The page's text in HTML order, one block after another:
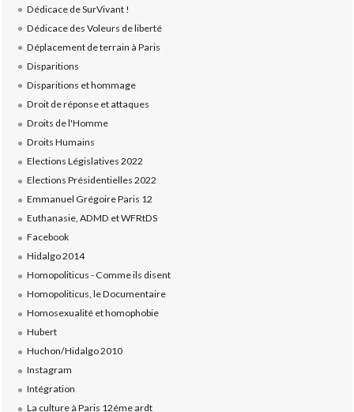
Dédicace de SurVivant !
Dédicace des Voleurs de liberté
Déplacement de terrain à Paris
Disparitions
Disparitions et hommage
Droit de réponse et attaques
Droits de l'Homme
Droits Humains
Elections Législatives 2022
Elections Présidentielles 2022
Emmanuel Grégoire Paris 12
Euthanasie, ADMD et WFRtDS
Facebook
Hidalgo 2014
Homopoliticus - Comme ils disent
Homopoliticus, le Documentaire
Homosexualité et homophobie
Hubert
Huchon/Hidalgo 2010
Instagram
Intégration
La culture à Paris 12éme ardt